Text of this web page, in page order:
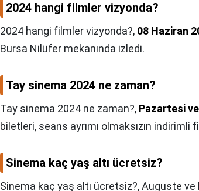
2024 hangi filmler vizyonda?
2024 hangi filmler vizyonda?, 08 Haziran
Bursa Nilüfer mekanında izledi.
Tay sinema 2024 ne zaman?
Tay sinema 2024 ne zaman?, Pazartesi
biletleri, seans ayrımı olmaksızın indirimli
Sinema kaç yaş altı ücretsiz?
Sinema kaç yaş altı ücretsiz?,Auguste ve